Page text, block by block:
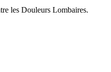
les Douleurs Lombaires.